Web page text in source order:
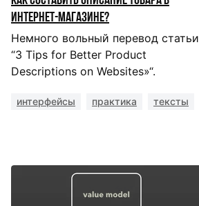
интернет-магазине?
Немного вольный перевод статьи
“3 Tips for Better Product
Descriptions on Websites»“.
интерфейсы практика тексты